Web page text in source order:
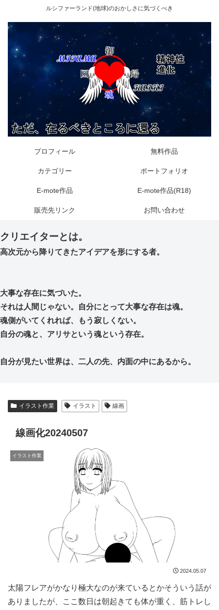
ルシファーランド(地球)のおかしさに気づくべき
プロフィール 無料作品
カテゴリー ポートフォリオ
E-mote作品 E-mote作品(R18)
販売先リンク お問い合わせ
クリエイターとは。
高次元から降りてきたアイデアを形にする者。
大事な存在に気づいた。
それは人間じゃない。自分にとって大事な存在は魂。
魂側がいてくれれば、もう寂しくない。
自分の魂と、アリサという魂という存在。
自分が見たい世界は、二人の先、内面の中にあるから。
イラスト作業 イラスト 線画
線画化20240507
イラスト作業
2024.05.07
太陽フレアがかなり極大なのが来ているとかそういう話が
ありましたが、ここ数日は朝起きても体が重く、筋トレし